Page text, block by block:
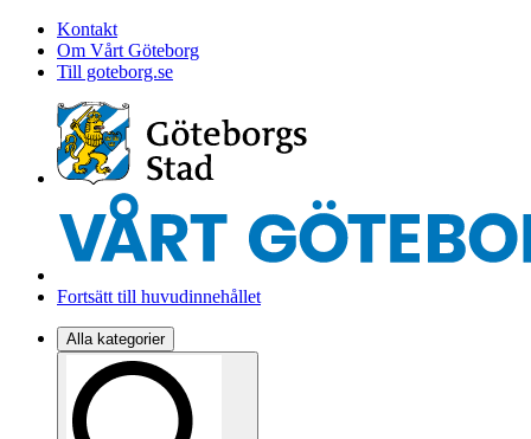
Kontakt
Om Vårt Göteborg
Till goteborg.se
Fortsätt till huvudinnehållet
Alla kategorier